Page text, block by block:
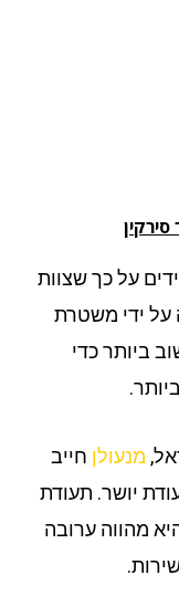
כך שצוות
משטרת
כדי
חייב
תעודת
ערובה